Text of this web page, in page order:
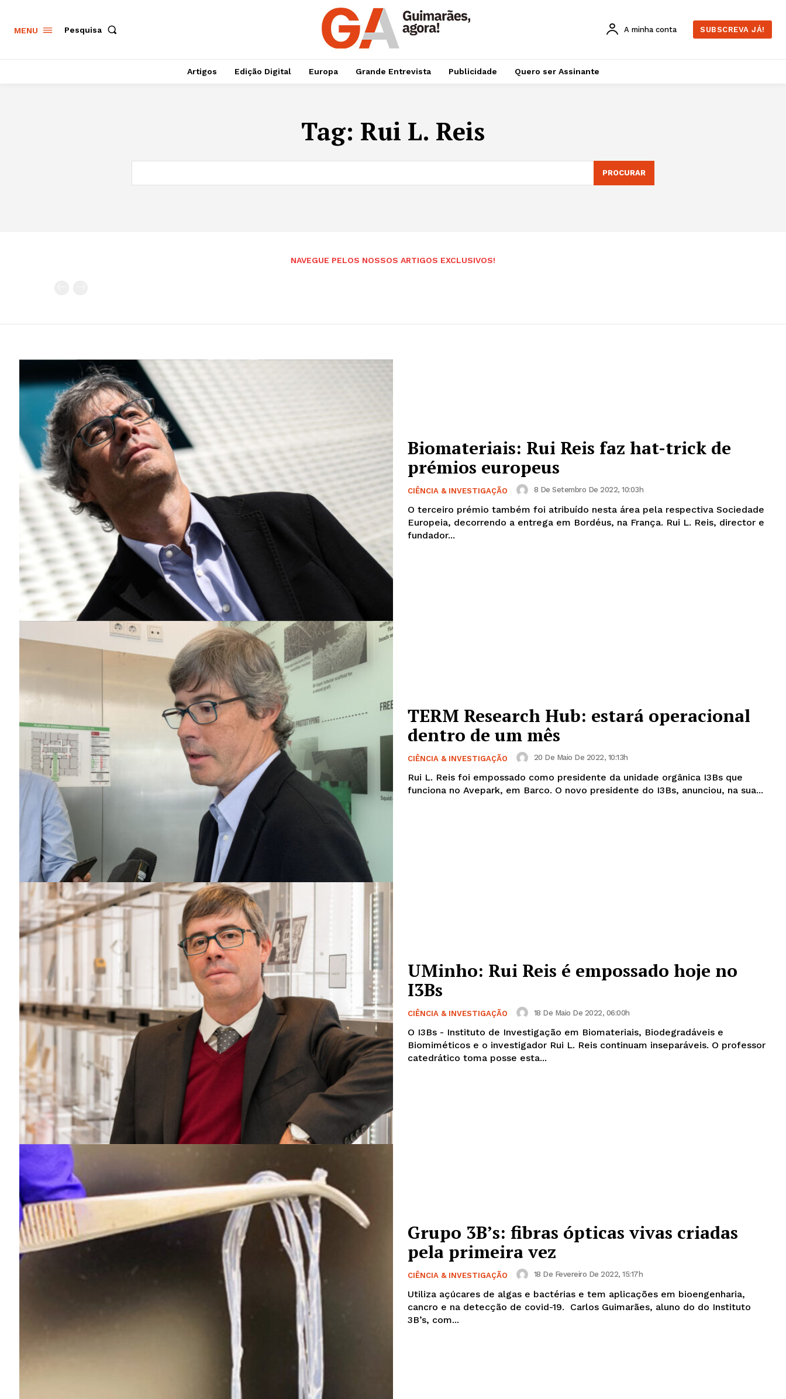
Guimarães, agora!
SUBSCREVA JÁ!
Institucional
Grande Entrevista
MENU Pesquisa A minha conta SUBSCREVA JÁ!
Artigos Edição Digital Europa Grande Entrevista Publicidade Quero ser Assinante
Tag: Rui L. Reis
PROCURAR
NAVEGUE PELOS NOSSOS ARTIGOS EXCLUSIVOS!
Biomateriais: Rui Reis faz hat-trick de
prémios europeus
CIÊNCIA & INVESTIGAÇÃO 8 De Setembro De 2022, 10:03h
O terceiro prémio também foi atribuído nesta área pela respectiva Sociedade
Europeia, decorrendo a entrega em Bordéus, na França. Rui L. Reis, director e
fundador...
TERM Research Hub: estará operacional
dentro de um mês
CIÊNCIA & INVESTIGAÇÃO 20 De Maio De 2022, 10:13h
Rui L. Reis foi empossado como presidente da unidade orgânica I3Bs que
funciona no Avepark, em Barco. O novo presidente do I3Bs, anunciou, na sua...
UMinho: Rui Reis é empossado hoje no
I3Bs
CIÊNCIA & INVESTIGAÇÃO 18 De Maio De 2022, 06:00h
O I3Bs - Instituto de Investigação em Biomateriais, Biodegradáveis e
Biomiméticos e o investigador Rui L. Reis continuam inseparáveis. O professor
catedrático toma posse esta...
Grupo 3B’s: fibras ópticas vivas criadas
pela primeira vez
CIÊNCIA & INVESTIGAÇÃO 18 De Fevereiro De 2022, 15:17h
Utiliza açúcares de algas e bactérias e tem aplicações em bioengenharia,
cancro e na detecção de covid-19. Carlos Guimarães, aluno do do Instituto
3B’s, com...